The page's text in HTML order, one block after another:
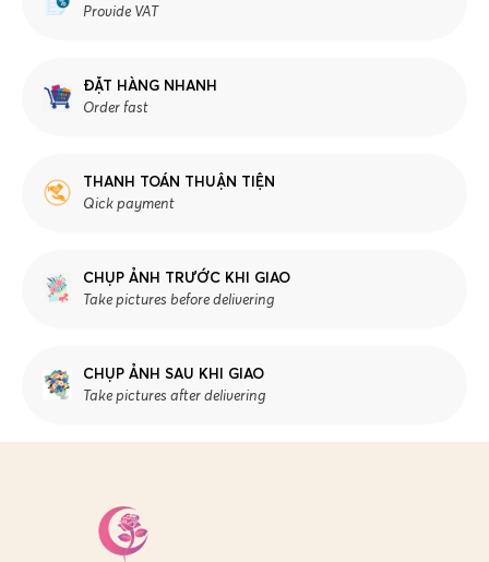
Provide VAT
ĐẶT HÀNG NHANH
Order fast
THANH TOÁN THUẬN TIỆN
Qick payment
CHỤP ẢNH TRƯỚC KHI GIAO
Take pictures before delivering
CHỤP ẢNH SAU KHI GIAO
Take pictures after delivering